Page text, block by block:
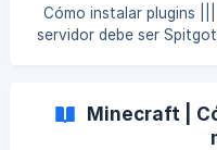
Cómo instalar plugins |||
servidor debe ser
Te recomendamos
Minecraft |